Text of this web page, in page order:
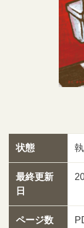
状態
最終更新
日
ページ数